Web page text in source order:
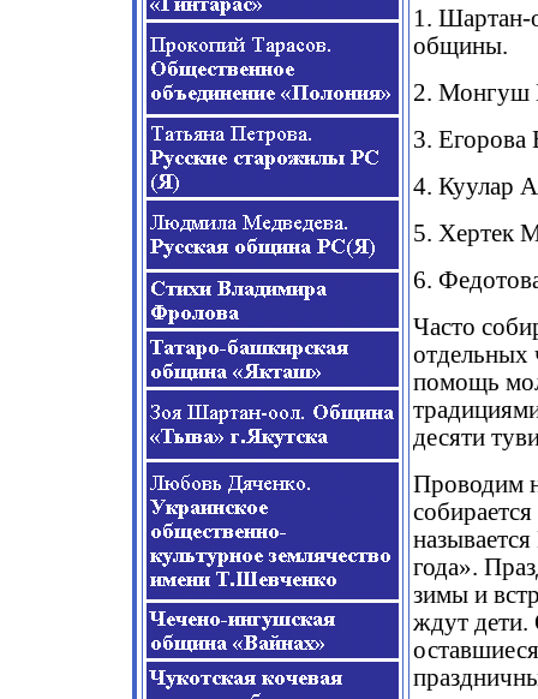
1. Шартан-
общины.
2. Монгуш
3. Егорова
4. Куулар
5. Хертек
6.
Часто
отдельных
помощь
десяти
Проводим
года».
зимы и
ждут дети.